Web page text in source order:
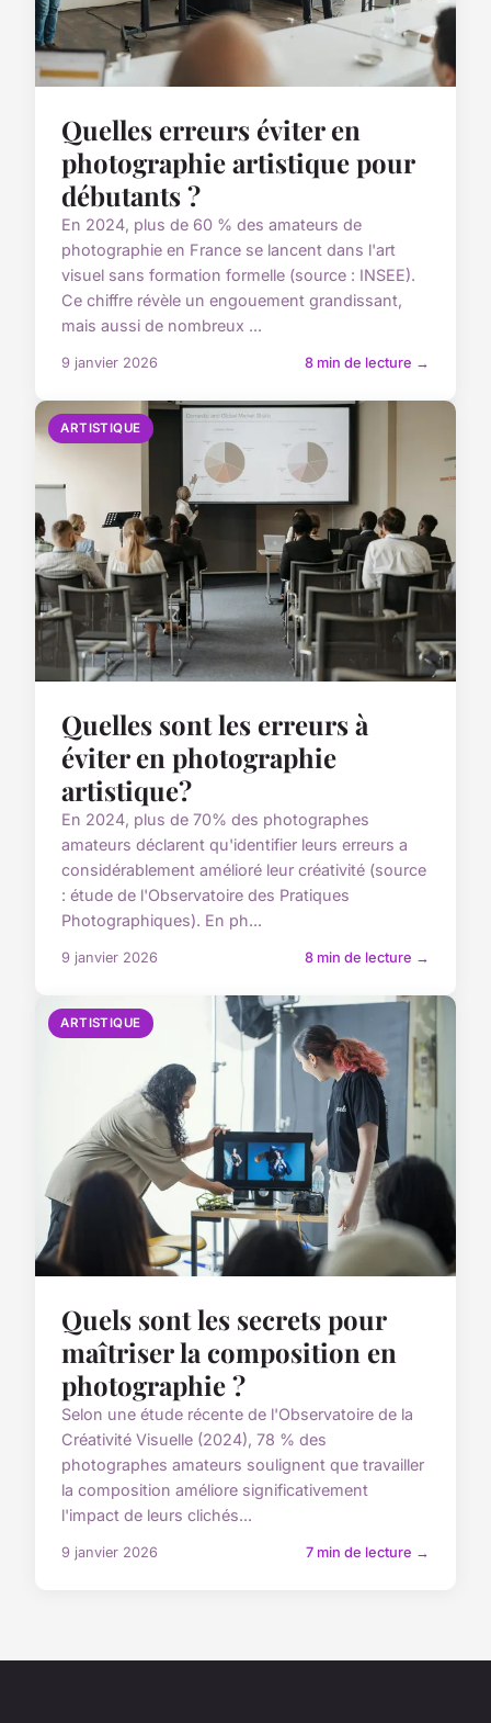
Quelles erreurs éviter en
photographie artistique pour
débutants ?
En 2024, plus de 60 % des amateurs de
photographie en France se lancent dans l'art
visuel sans formation formelle (source : INSEE).
Ce chiffre révèle un engouement grandissant,
mais aussi de nombreux ...
9 janvier 2026 8 min de lecture →
ARTISTIQUE
Quelles sont les erreurs à
éviter en photographie
artistique?
En 2024, plus de 70% des photographes
amateurs déclarent qu'identifier leurs erreurs a
considérablement amélioré leur créativité (source
: étude de l'Observatoire des Pratiques
Photographiques). En ph...
9 janvier 2026 8 min de lecture →
ARTISTIQUE
Quels sont les secrets pour
maîtriser la composition en
photographie ?
Selon une étude récente de l'Observatoire de la
Créativité Visuelle (2024), 78 % des
photographes amateurs soulignent que travailler
la composition améliore significativement
l'impact de leurs clichés...
9 janvier 2026 7 min de lecture →